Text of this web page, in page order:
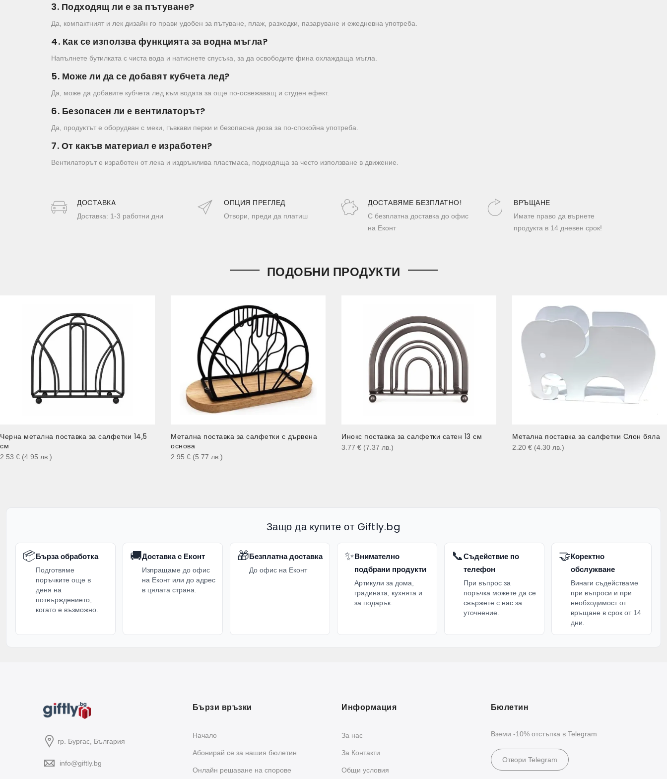
3. Подходящ ли е за пътуване?
Да, компактният и лек дизайн го прави удобен за пътуване, плаж, разходки, пазаруване и ежедневна употреба.
4. Как се използва функцията за водна мъгла?
Напълнете бутилката с чиста вода и натиснете спусъка, за да освободите фина охлаждаща мъгла.
5. Може ли да се добавят кубчета лед?
Да, може да добавите кубчета лед към водата за още по-освежаващ и студен ефект.
6. Безопасен ли е вентилаторът?
Да, продуктът е оборудван с меки, гъвкави перки и безопасна дюза за по-спокойна употреба.
7. От какъв материал е изработен?
Вентилаторът е изработен от лека и издръжлива пластмаса, подходяща за често използване в движение.
ДОСТАВКA
Доставка: 1-3 работни дни
ОПЦИЯ ПРЕГЛЕД
Отвори, преди да платиш
ДОСТАВЯМЕ БЕЗПЛАТНО!
С безплатна доставка до офис
на Еконт
ВРЪЩАНЕ
Имате право да върнете
продукта в 14 дневен срок!
ПОДОБНИ ПРОДУКТИ
Черна метална поставка за салфетки 14,5
см
2.53 € (4.95 лв. )
Метална поставка за салфетки с дървена
основа
2.95 € (5.77 лв. )
Инокс поставка за салфетки сатен 13 см
3.77 € (7.37 лв. )
Метална поставка за салфетки Слон бяла
2.20 € (4.30 лв. )
Защо да купите от Giftly.bg
📦Бърза обработка
Подготвяме
поръчките още в
деня на
потвърждението,
когато е възможно.
🚚Доставка с Еконт
Изпращаме до офис
на Еконт или до адрес
в цялата страна.
🎁Безплатна доставка
До офис на Еконт
✨Внимателно
подбрани продукти
Артикули за дома,
градината, кухнята и
за подарък.
📞Съдействие по
телефон
При въпрос за
поръчка можете да се
свържете с нас за
уточнение.
🤝Коректно
обслужване
Винаги съдействаме
при въпроси и при
необходимост от
връщане в срок от 14
дни.
гр. Бургас, България
info@giftly.bg
Бързи връзки
Начало
Абонирай се за нашия бюлетин
Oнлайн решаване на спорове
Информация
За нас
За Контакти
Общи условия
Бюлетин
Вземи -10% отстъпка в Telegram
Отвори Telegram